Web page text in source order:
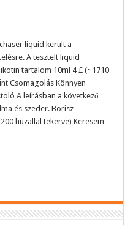
liquid került a
A tesztelt liquid
tartalom 10ml 4 £ (~1710
Csomagolás Könnyen
A leírásban a következő
és szeder. Borisz
huzallal tekerve) Keresem